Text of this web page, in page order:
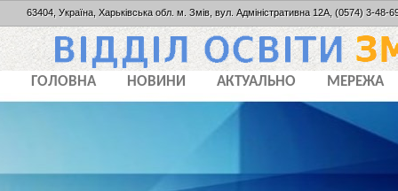
63404, Україна, Харьківська обл. м. Змів, вул. Адміністративна 12А, (0574) 3-48-
ГОЛОВНА НОВИНИ АКТУАЛЬНО МЕРЕЖА